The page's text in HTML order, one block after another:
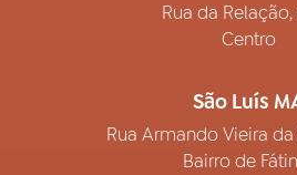
Rua da Relação,
Centro
São Luís
Rua Armando Vieira da
Bairro de